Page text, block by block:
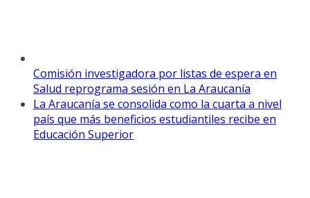
Comisión investigadora por listas de espera en
Salud reprograma sesión en La Araucanía
La Araucanía se consolida como la cuarta a nivel
país que más beneficios estudiantiles recibe en
Educación Superior